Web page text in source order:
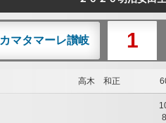
カマタマーレ讃岐 1
高木 和正
8